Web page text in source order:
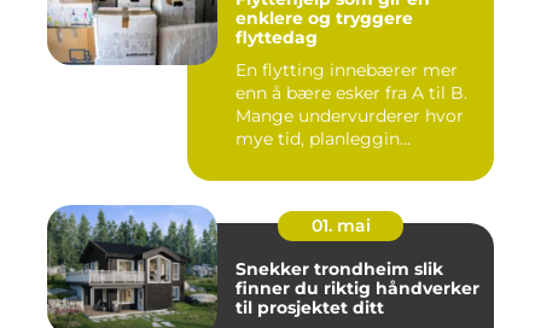
enklere og tryggere
flyttedag
En flytting innebærer mer
enn å bære esker fra A til B.
Mange undervurderer hvor
mye tid, planleggin...
01. mai
Snekker trondheim slik
finner du riktig håndverker
til prosjektet ditt